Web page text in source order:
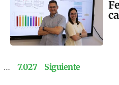
… 7.027 Siguiente